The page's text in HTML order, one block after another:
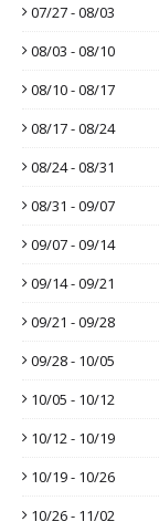
07/27 - 08/03
08/03 - 08/10
08/10 - 08/17
08/17 - 08/24
08/24 - 08/31
08/31 - 09/07
09/07 - 09/14
09/14 - 09/21
09/21 - 09/28
09/28 - 10/05
10/05 - 10/12
10/12 - 10/19
10/19 - 10/26
10/26 - 11/02